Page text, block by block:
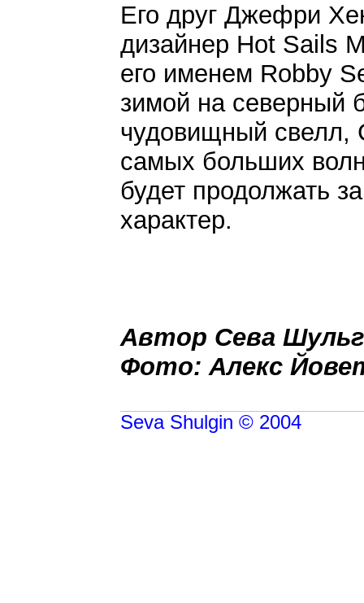
Его друг Джефри
дизайнер Hot Sails
его именем Robby
зимой на северный
чудовищный свелл,
самых больших
будет продолжать
характер.
Автор Сева
Фото: Алекс
Seva Shulgin © 2004